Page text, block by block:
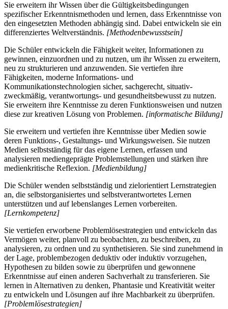
Sie erweitern ihr Wissen über die Gültigkeitsbedingungen
spezifischer Erkenntnismethoden und lernen, dass Erkenntnisse von
den eingesetzten Methoden abhängig sind. Dabei entwickeln sie ein
differenziertes Weltverständnis. [Methodenbewusstsein]
Die Schüler entwickeln die Fähigkeit weiter, Informationen zu
gewinnen, einzuordnen und zu nutzen, um ihr Wissen zu erweitern,
neu zu strukturieren und anzuwenden. Sie vertiefen ihre
Fähigkeiten, moderne Informations- und
Kommunikationstechnologien sicher, sachgerecht, situativ-
zweckmäßig, verantwortungs- und gesundheitsbewusst zu nutzen.
Sie erweitern ihre Kenntnisse zu deren Funktionsweisen und nutzen
diese zur kreativen Lösung von Problemen. [informatische Bildung]
Sie erweitern und vertiefen ihre Kenntnisse über Medien sowie
deren Funktions-, Gestaltungs- und Wirkungsweisen. Sie nutzen
Medien selbstständig für das eigene Lernen, erfassen und
analysieren mediengeprägte Problemstellungen und stärken ihre
medienkritische Reflexion. [Medienbildung]
Die Schüler wenden selbstständig und zielorientiert Lernstrategien
an, die selbstorganisiertes und selbstverantwortetes Lernen
unterstützen und auf lebenslanges Lernen vorbereiten.
[Lernkompetenz]
Sie vertiefen erworbene Problemlösestrategien und entwickeln das
Vermögen weiter, planvoll zu beobachten, zu beschreiben, zu
analysieren, zu ordnen und zu synthetisieren. Sie sind zunehmend in
der Lage, problembezogen deduktiv oder induktiv vorzugehen,
Hypothesen zu bilden sowie zu überprüfen und gewonnene
Erkenntnisse auf einen anderen Sachverhalt zu transferieren. Sie
lernen in Alternativen zu denken, Phantasie und Kreativität weiter
zu entwickeln und Lösungen auf ihre Machbarkeit zu überprüfen.
[Problemlösestrategien]